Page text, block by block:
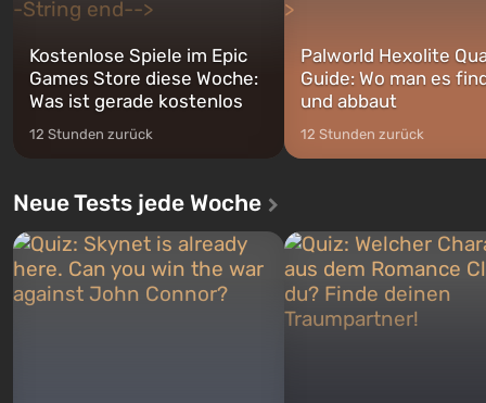
Kostenlose Spiele im Epic
Games Store diese Woche:
Was ist gerade kostenlos
12 Stunden zurück
Palworld Hexolite
Guide: Wo man es
und abbaut
12 Stunden zurück
Neue Tests jede Woche